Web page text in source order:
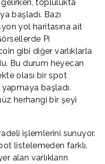
toplulukta
başladı. Bazı
yol haritasına ait
Pi
gibi diğer varlıklarla
Bu durum heyecan
olası bir spot
başladı.
herhangi bir şeyi
işlemlerini sunuyor.
listelemeden farklı.
alan varlıkların